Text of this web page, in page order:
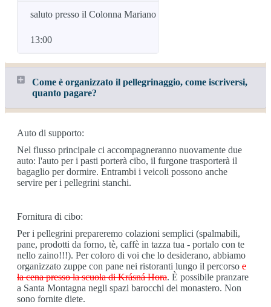
saluto presso il Colonna Mariano
13:00
Come è organizzato il pellegrinaggio, come iscriversi,
quanto pagare?
Auto di supporto:
Nel flusso principale ci accompagneranno nuovamente due
auto: l'auto per i pasti porterà cibo, il furgone trasporterà il
bagaglio per dormire. Entrambi i veicoli possono anche
servire per i pellegrini stanchi.
Fornitura di cibo:
Per i pellegrini prepareremo colazioni semplici (spalmabili,
pane, prodotti da forno, tè, caffè in tazza tua - portalo con te
nello zaino!!!). Per coloro di voi che lo desiderano, abbiamo
organizzato zuppe con pane nei ristoranti lungo il percorso e
la cena presso la scuola di Krásná Hora. È possibile pranzare
a Santa Montagna negli spazi barocchi del monastero. Non
sono fornite diete.